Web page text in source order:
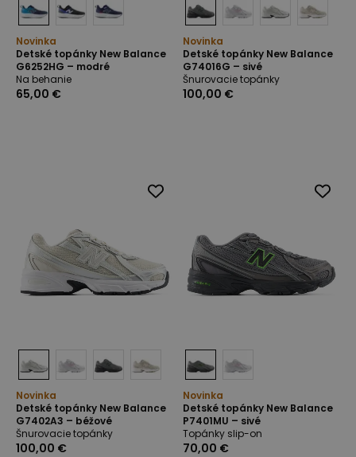
Novinka
Detské topánky New Balance
G6252HG – modré
Na behanie
65,00 €
Novinka
Detské topánky New Balance
G74016G – sivé
Šnurovacie topánky
100,00 €
Novinka
Detské topánky New Balance
G7402A3 – béžové
Šnurovacie topánky
100,00 €
Novinka
Detské topánky New Balance
P7401MU – sivé
Topánky slip-on
70,00 €